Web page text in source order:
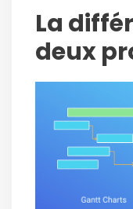
La
deux